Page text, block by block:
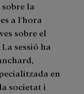
la
a l'hora
sobre el
sessió ha
en
societat i